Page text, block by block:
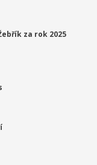
za rok 2025